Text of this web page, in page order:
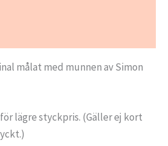
målat med munnen av Simon
lägre styckpris. (Gäller ej kort